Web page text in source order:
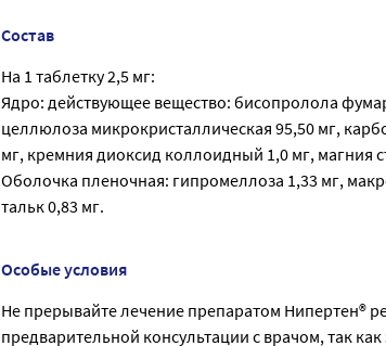
Состав
На 1 таблетку 2,5 мг:
Ядро: действующее вещество: бисопролола
целлюлоза микрокристаллическая 95,50 мг,
мг, кремния диоксид коллоидный 1,0 мг, магния
Оболочка пленочная: гипромеллоза 1,33 мг,
тальк 0,83 мг.
Особые условия
Не прерывайте лечение препаратом Нипертен®
предварительной консультации с врачом, так